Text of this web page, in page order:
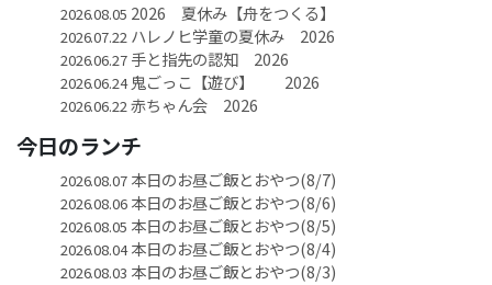
2026.08.05 2026 夏休み【舟をつくる】
2026.07.22ハレノヒ学童の夏休み 2026
2026.06.27手と指先の認知 2026
2026.06.24鬼ごっこ【遊び】 2026
2026.06.22赤ちゃん会 2026
今日のランチ
2026.08.07本日のお昼ご飯とおやつ(8/7)
2026.08.06本日のお昼ご飯とおやつ(8/6)
2026.08.05 本日のお昼ご飯とおやつ(8/5)
2026.08.04本日のお昼ご飯とおやつ(8/4)
2026.08.03 本日のお昼ご飯とおやつ(8/3)